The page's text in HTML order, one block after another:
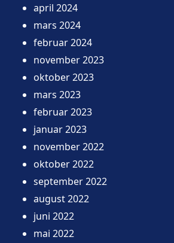
april 2024
mars 2024
februar 2024
november 2023
oktober 2023
mars 2023
februar 2023
januar 2023
november 2022
oktober 2022
september 2022
august 2022
juni 2022
mai 2022